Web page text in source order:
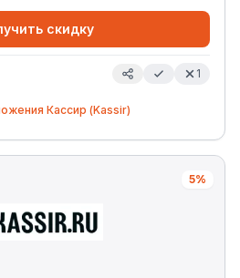
скидку
1
Кассир (Kassir)
5%